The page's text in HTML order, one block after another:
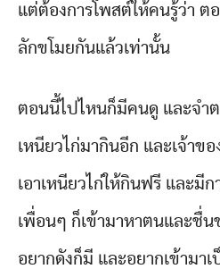
แต่ต้องการโพสต์ให้คนรู้ว่า ต
ลักขโมยกันแล้วเท่านั้น
ตอนนี้ไปไหนก็มีคนดู และจำ
เหนียวไก่มากินอีก และเจ้าขอ
เอาเหนียวไก่ให้กินฟรี และมี
เพื่อนๆ ก็เข้ามาหาตนและชื่
อยากดังก็มี และอยากเข้ามา